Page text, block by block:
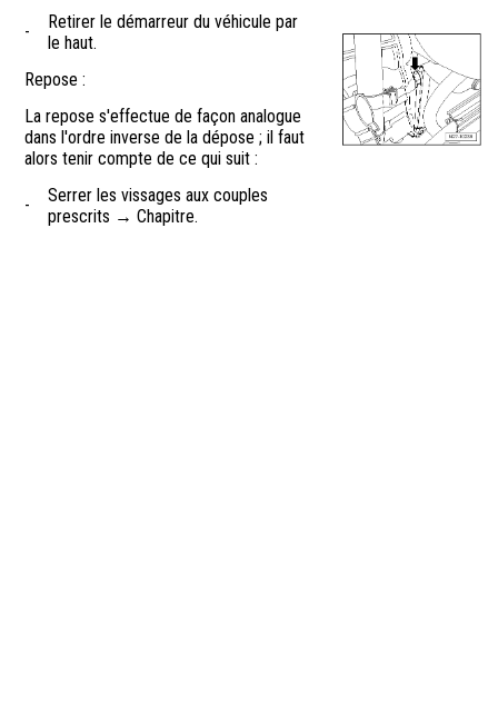
-
Retirer le démarreur du véhicule par
le haut.
Repose :
La repose s'effectue de façon analogue
dans l'ordre inverse de la dépose ; il faut
alors tenir compte de ce qui suit :
-
Serrer les vissages aux couples
prescrits → Chapitre.